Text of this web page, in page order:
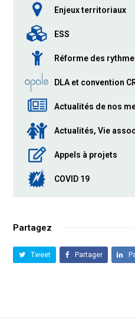
Enjeux territoriaux
ESS
Réforme des
DLA et convention
Actualités de nos
Actualités, Vie
Appels à projets
COVID 19
Partagez
Tweet Partager